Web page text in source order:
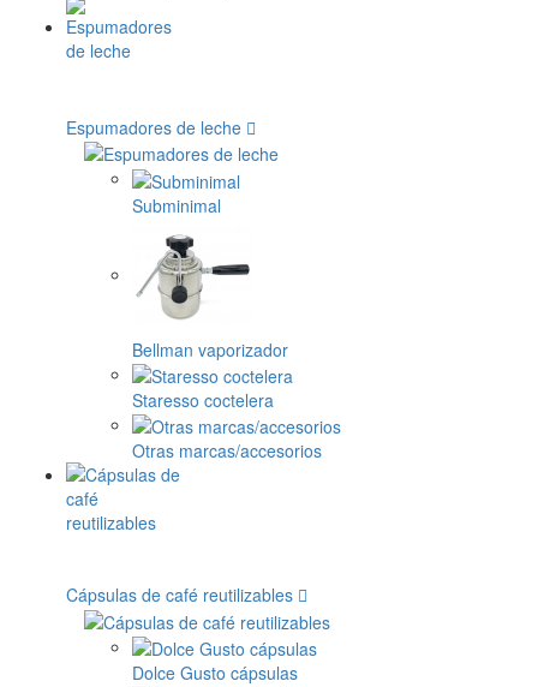
Espumadores de leche
Subminimal
Bellman vaporizador
Staresso coctelera
Otras marcas/accesorios
Cápsulas de café reutilizables
Dolce Gusto cápsulas